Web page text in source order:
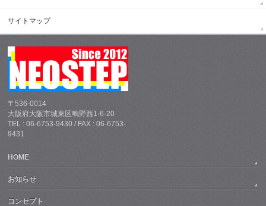
サイトマップ
〒536-0014
大阪府大阪市城東区鴫野西1-6-20
TEL : 06-6753-9430 / FAX : 06-6753-
9431
HOME
お知らせ
コンセプト